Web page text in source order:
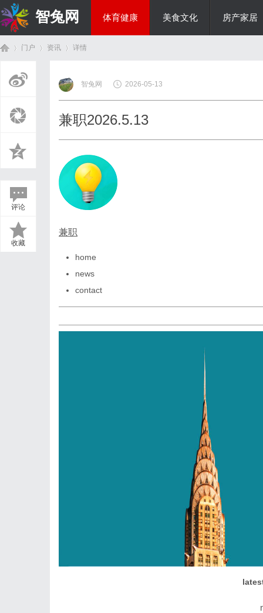
智兔网 体育健康 美食文化 房产家居
门户 资讯
›
详情
评论
收藏
智兔网 2026-05-13
兼职2026.5.13
兼职
home
news
contact